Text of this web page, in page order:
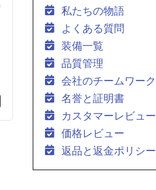
私たちの物語
よくある質問
装備一覧
品質管理
会社のチームワーク
名誉と証明書
カスタマーレビュー
価格レビュー
返品と返金ポリシー